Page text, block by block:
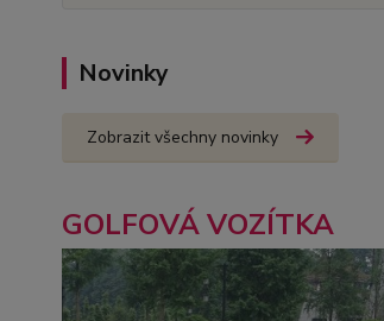
Novinky
Zobrazit všechny novinky
GOLFOVÁ VOZÍTKA